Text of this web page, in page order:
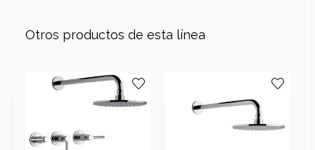
Otros productos de esta línea